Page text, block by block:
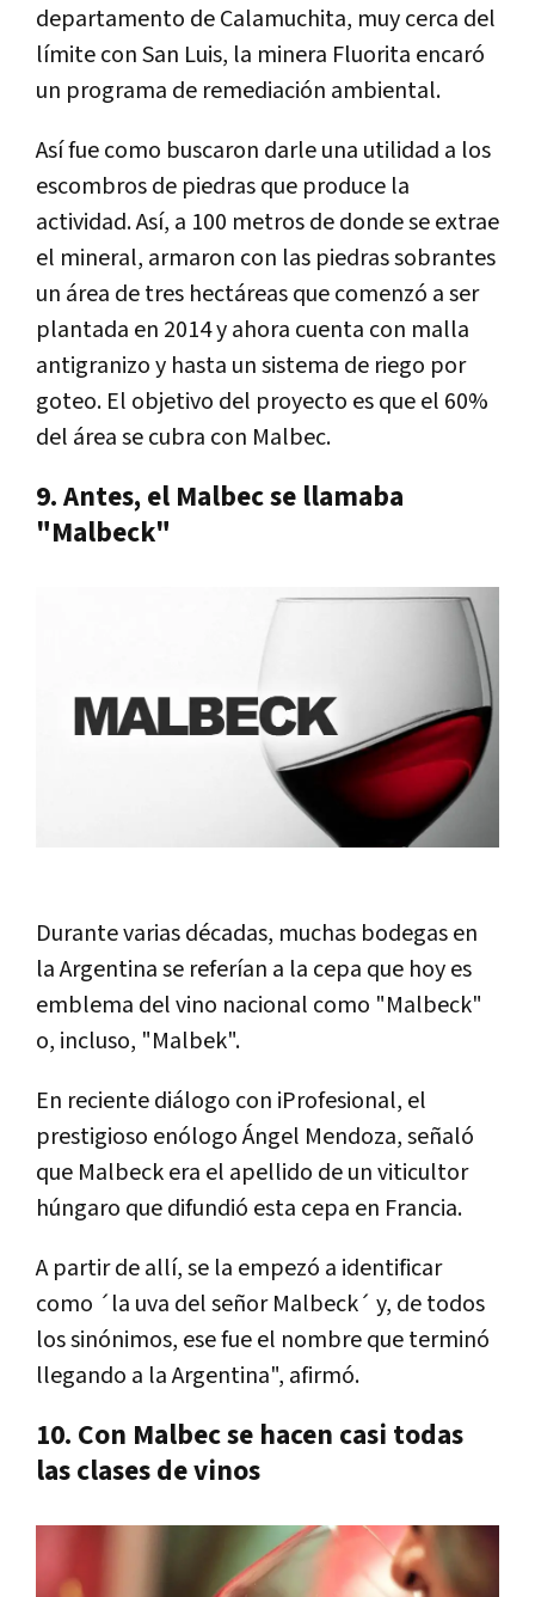
departamento de Calamuchita, muy cerca del
límite con San Luis, la minera Fluorita encaró
un programa de remediación ambiental.
Así fue como buscaron darle una utilidad a los
escombros de piedras que produce la
actividad. Así, a 100 metros de donde se extrae
el mineral, armaron con las piedras sobrantes
un área de tres hectáreas que comenzó a ser
plantada en 2014 y ahora cuenta con malla
antigranizo y hasta un sistema de riego por
goteo. El objetivo del proyecto es que el 60%
del área se cubra con Malbec.
9. Antes, el Malbec se llamaba
"Malbeck"
Durante varias décadas, muchas bodegas en
la Argentina se referían a la cepa que hoy es
emblema del vino nacional como "Malbeck"
o, incluso, "Malbek".
En reciente diálogo con iProfesional, el
prestigioso enólogo Ángel Mendoza, señaló
que Malbeck era el apellido de un viticultor
húngaro que difundió esta cepa en Francia.
A partir de allí­, se la empezó a identificar
como ´la uva del señor Malbeck´ y, de todos
los sinónimos, ese fue el nombre que terminó
llegando a la Argentina", afirmó.
10. Con Malbec se hacen casi todas
las clases de vinos